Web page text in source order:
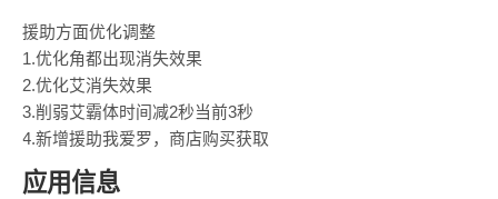
援助方面优化调整
1.优化角都出现消失效果
2.优化艾消失效果
3.削弱艾霸体时间减2秒当前3秒
4.新增援助我爱罗，商店购买获取
应用信息